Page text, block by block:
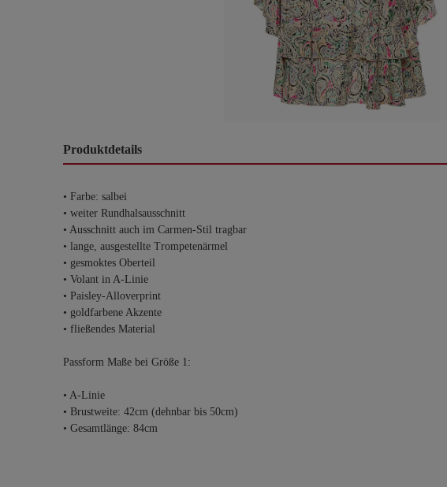
Produktdetails
• Farbe: salbei
• weiter Rundhalsausschnitt
• Ausschnitt auch im Carmen-Stil tragbar
• lange, ausgestellte Trompetenärmel
• gesmoktes Oberteil
• Volant in A-Linie
• Paisley-Alloverprint
• goldfarbene Akzente
• fließendes Material
Passform Maße bei Größe 1:
• A-Linie
• Brustweite: 42cm (dehnbar bis 50cm)
• Gesamtlänge: 84cm